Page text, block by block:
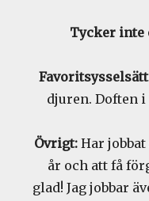
Tycker inte
djuren. Doften
Övrigt: Har
år och att få
glad! Jag jobbar